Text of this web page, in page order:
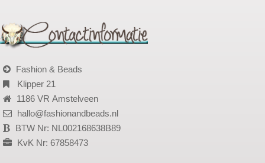
Fashion & Beads
Klipper 21
1186 VR Amstelveen
hallo@fashionandbeads.nl
BTW Nr: NL002168638B89
KvK Nr: 67858473